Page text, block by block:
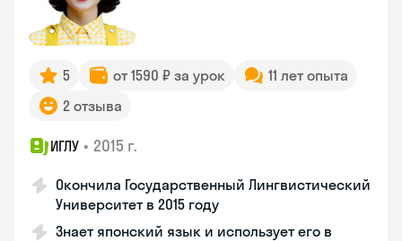
5 от 1590 ₽ за урок
11 лет опыта
2 отзыва
ИГЛУ • 2015 г.
Окончила Государственный Лингвистический
Университет в 2015 году
Знает японский язык и использует его в